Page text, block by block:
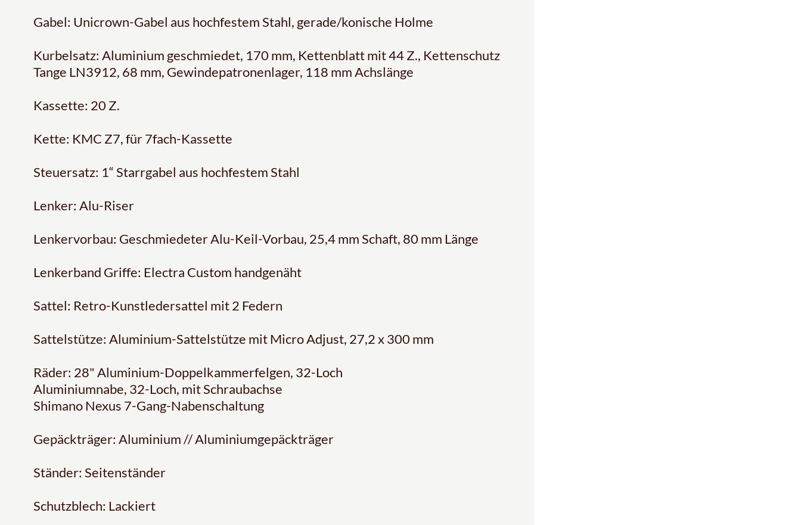
Gabel: Unicrown-Gabel aus hochfestem Stahl, gerade/konische Holme
Kurbelsatz: Aluminium geschmiedet, 170 mm, Kettenblatt mit 44 Z., Kettenschutz
Tange LN3912, 68 mm, Gewindepatronenlager, 118 mm Achslänge
Kassette: 20 Z.
Kette: KMC Z7, für 7fach-Kassette
Steuersatz: 1“ Starrgabel aus hochfestem Stahl
Lenker: Alu-Riser
Lenkervorbau: Geschmiedeter Alu-Keil-Vorbau, 25,4 mm Schaft, 80 mm Länge
Lenkerband Griffe: Electra Custom handgenäht
Sattel: Retro-Kunstledersattel mit 2 Federn
Sattelstütze: Aluminium-Sattelstütze mit Micro Adjust, 27,2 x 300 mm
Räder: 28" Aluminium-Doppelkammerfelgen, 32-Loch
Aluminiumnabe, 32-Loch, mit Schraubachse
Shimano Nexus 7-Gang-Nabenschaltung
Gepäckträger: Aluminium // Aluminiumgepäckträger
Ständer: Seitenständer
Schutzblech: Lackiert